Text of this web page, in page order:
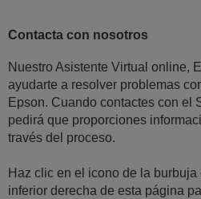
Contacta con nosotros
Nuestro Asistente Virtual online,
ayudarte a resolver problemas
Epson. Cuando contactes con el
pedirá que proporciones
través del proceso.
Haz clic en el icono de la
inferior derecha de esta página